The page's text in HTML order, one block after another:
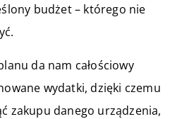
budżet – którego nie
da nam całościowy
wydatki, dzięki czemu
zakupu danego urządzenia,